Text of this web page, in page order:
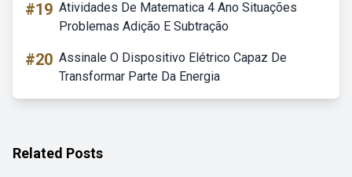
#19 Atividades De Matematica 4 Ano Situações
Problemas Adição E Subtração
#20 Assinale O Dispositivo Elétrico Capaz De
Transformar Parte Da Energia
Related Posts